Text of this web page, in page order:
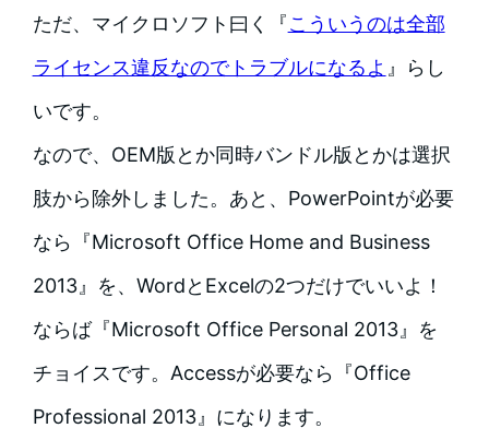
ただ、マイクロソフト曰く『こういうのは全部
ライセンス違反なのでトラブルになるよ 』らし
いです。
なので、OEM版とか同時バンドル版とかは選択
肢から除外しました。あと、PowerPointが必要
なら『Microsoft Office Home and Business
2013』を、WordとExcelの2つだけでいいよ！
ならば『Microsoft Office Personal 2013』を
チョイスです。Accessが必要なら『Office
Professional 2013』になります。